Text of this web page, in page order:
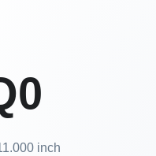
inch